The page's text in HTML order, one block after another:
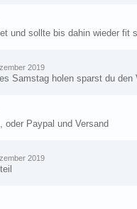
und sollte bis dahin wieder fit
2019
Samstag holen sparst du den
Paypal und Versand
2019